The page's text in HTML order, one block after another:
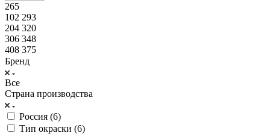
265
102 293
204 320
306 348
408 375
Бренд
Все
Страна производства
Россия (6)
Тип окраски (6)